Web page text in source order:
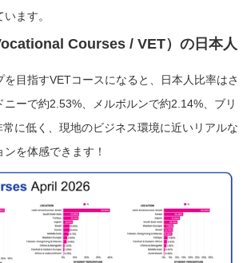
ます。
Courses / VET）の日本人
目指すVETコースになると、日本人比率はさ
ニーで約2.53%、メルボルンで約2.14%、ブリ
に低く、現地のビジネス環境に近いリアルな
を体感できます！